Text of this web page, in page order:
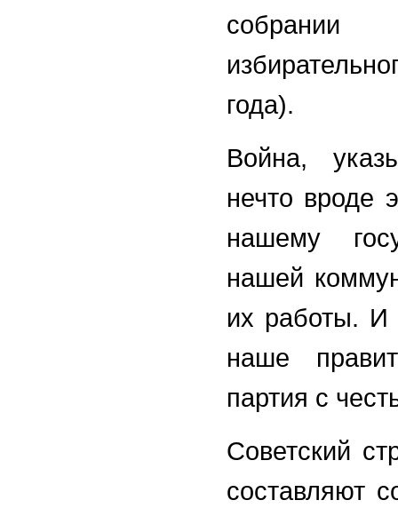
собрании
года).
Война,
нечто вроде
нашему
нашей
их работы. И
наше
партия с
Советский
составляют